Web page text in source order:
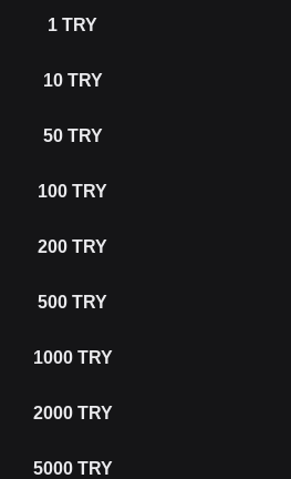
1 TRY
10 TRY
50 TRY
100 TRY
200 TRY
500 TRY
1000 TRY
2000 TRY
5000 TRY